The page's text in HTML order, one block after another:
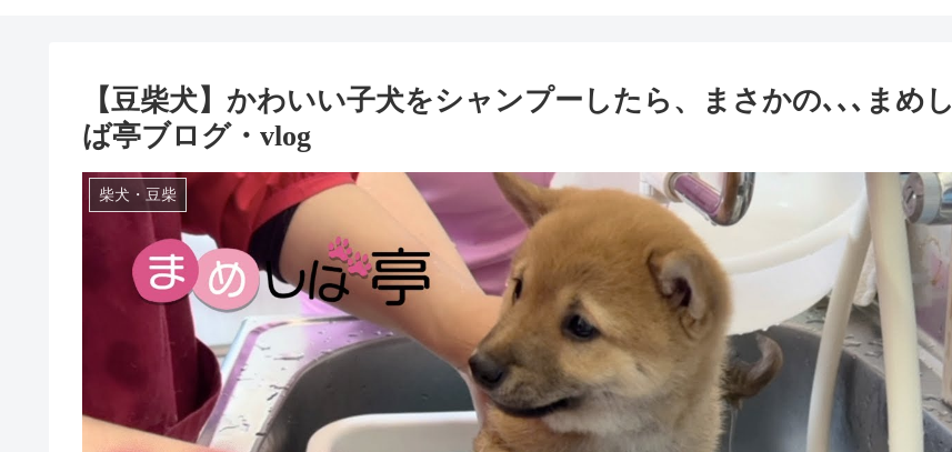
【豆柴犬】かわいい子犬をシャンプーしたら、まさかの､､､まめし
ば亭ブログ・vlog
柴犬・豆柴